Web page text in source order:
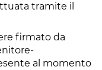
tramite il
firmato da
al momento